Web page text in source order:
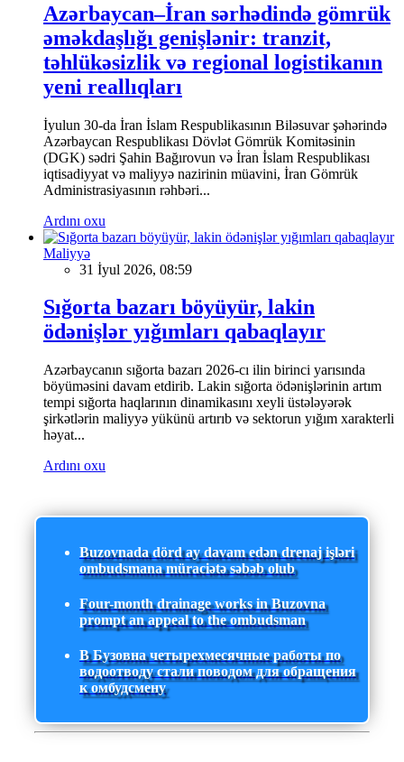
Azərbaycan–İran sərhədində gömrük
əməkdaşlığı genişlənir: tranzit,
təhlükəsizlik və regional logistikanın
yeni reallıqları
İyulun 30-da İran İslam Respublikasının Biləsuvar şəhərində
Azərbaycan Respublikası Dövlət Gömrük Komitəsinin
(DGK) sədri Şahin Bağırovun və İran İslam Respublikası
iqtisadiyyat və maliyyə nazirinin müavini, İran Gömrük
Administrasiyasının rəhbəri...
Ardını oxu
Maliyyə
31 İyul 2026, 08:59
Sığorta bazarı böyüyür, lakin
ödənişlər yığımları qabaqlayır
Azərbaycanın sığorta bazarı 2026-cı ilin birinci yarısında
böyüməsini davam etdirib. Lakin sığorta ödənişlərinin artım
tempi sığorta haqlarının dinamikasını xeyli üstələyərək
şirkətlərin maliyyə yükünü artırıb və sektorun yığım xarakterli
həyat...
Ardını oxu
Buzovnada dörd ay davam edən drenaj işləri
ombudsmana müraciətə səbəb olub
Four-month drainage works in Buzovna
prompt an appeal to the ombudsman
В Бузовна четырехмесячные работы по
водоотводу стали поводом для обращения
к омбудсмену